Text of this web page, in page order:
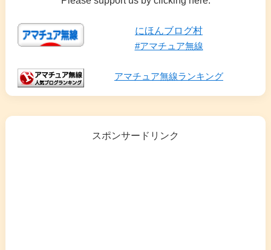
にほんブログ村
#アマチュア無線
アマチュア無線ランキング
スポンサードリンク